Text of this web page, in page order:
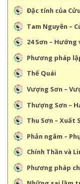
Đặc tính của
Tam Nguyên –
24 Sơn – Hướng
Phương pháp
Thế Quái
Vượng Sơn –
Thượng Sơn –
Thu Sơn – Xuất
Phản ngâm –
Chính Thần và
Phương pháp